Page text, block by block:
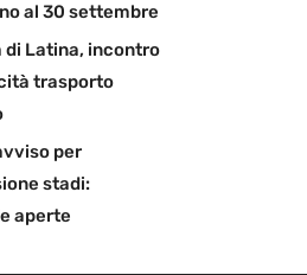
al 30 settembre
di Latina, incontro
trasporto
per
stadi:
aperte